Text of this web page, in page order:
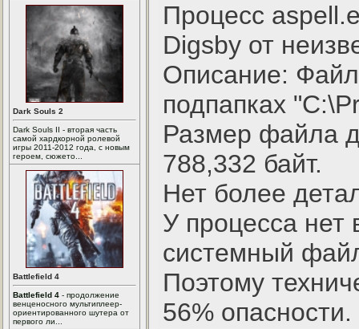
Dark Souls 2
Dark Souls II - вторая часть
самой хардкорной ролевой
игры 2011-2012 года, с новым
героем, сюжето...
Battlefield 4
Battlefield 4 - продолжение
венценосного мультиплеер-
ориентированного шутера от
первого ли...
Процесс
Digsby от
Описание:
подпапках
Размер файла
788,332 байт.
Нет более
У процесса нет
системный
Поэтому
56% опасности.